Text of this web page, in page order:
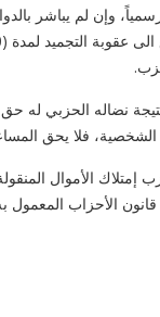
نتيجة نضاله الحزبي له
الشخصية، فلا يحق
إمتلاك الأموال
الأحزاب المعمول